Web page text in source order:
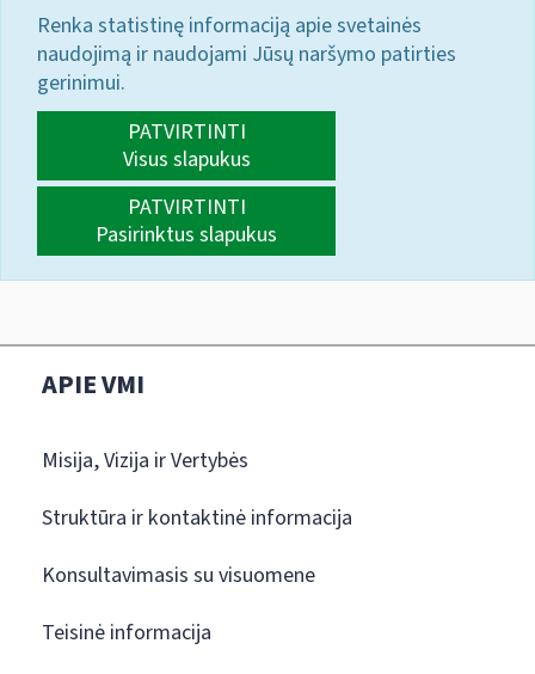
Renka statistinę informaciją apie svetainės
naudojimą ir naudojami Jūsų naršymo patirties
gerinimui.
PATVIRTINTI
Visus slapukus
PATVIRTINTI
Pasirinktus slapukus
APIE VMI
Misija, Vizija ir Vertybės
Struktūra ir kontaktinė informacija
Konsultavimasis su visuomene
Teisinė informacija